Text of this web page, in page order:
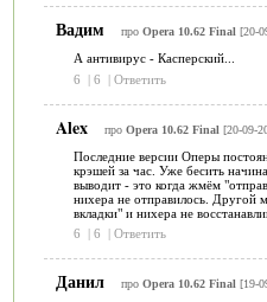
Вадим про Opera 10.62 Final [20-
А антивирус - Касперский...
6
| 6 | Ответить
Alex про Opera 10.62 Final [20-09-
Последние версии Оперы
крэшей за час. Уже бесить
выводит - это когда жмём
нихера не отправилось. Другой
вкладки" и нихера не
6
| 6 | Ответить
Данил про Opera 10.62 Final [19-